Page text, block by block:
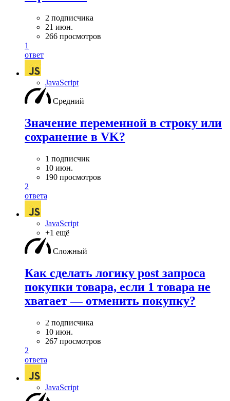
2 подписчика
21 июн.
266 просмотров
1
ответ
JavaScript
Средний
Значение переменной в строку или
сохранение в VK?
1 подписчик
10 июн.
190 просмотров
2
ответа
JavaScript
+1 ещё
Сложный
Как сделать логику post запроса
покупки товара, если 1 товара не
хватает — отменить покупку?
2 подписчика
10 июн.
267 просмотров
2
ответа
JavaScript